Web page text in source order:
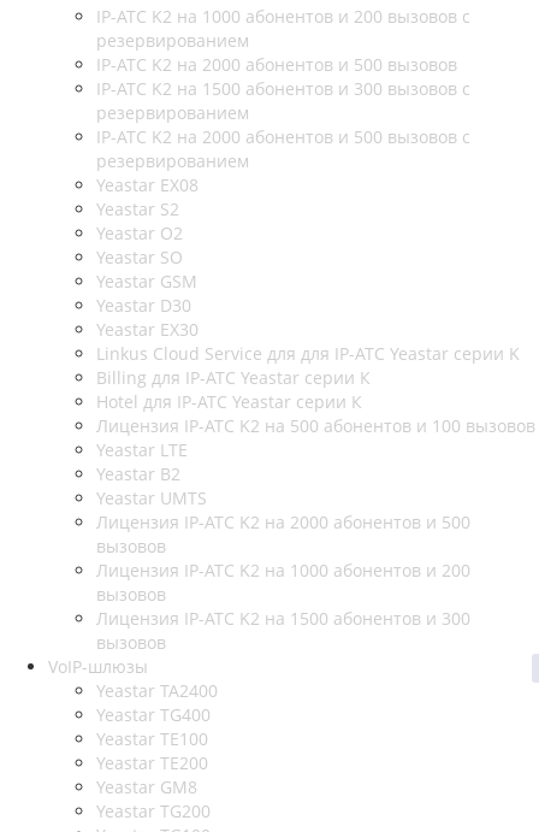
IP-АТС K2 на 1000 абонентов и 200 вызовов с
резервированием
IP-АТС K2 на 2000 абонентов и 500 вызовов
IP-АТС K2 на 1500 абонентов и 300 вызовов с
резервированием
IP-АТС K2 на 2000 абонентов и 500 вызовов с
резервированием
Yeastar EX08
Yeastar S2
Yeastar O2
Yeastar SO
Yeastar GSM
Yeastar D30
Yeastar EX30
Linkus Cloud Service для для IP-АТС Yeastar серии K
Billing для IP-АТС Yeastar серии К
Hotel для IP-АТС Yeastar серии К
Лицензия IP-АТС K2 на 500 абонентов и 100 вызовов
Yeastar LTE
Yeastar B2
Yeastar UMTS
Лицензия IP-АТС K2 на 2000 абонентов и 500
вызовов
Лицензия IP-АТС K2 на 1000 абонентов и 200
вызовов
Лицензия IP-АТС K2 на 1500 абонентов и 300
вызовов
VoIP-шлюзы
Yeastar TA2400
Yeastar TG400
Yeastar TE100
Yeastar TE200
Yeastar GM8
Yeastar TG200